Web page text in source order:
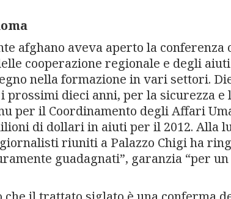
afghano aveva aperto la conferenza
cooperazione regionale e degli aiuti
nella formazione in vari settori.
dieci anni, per la sicurezza e
per il Coordinamento degli Affari
di dollari in aiuti per il 2012. Alla
riuniti a Palazzo Chigi ha
guadagnati”, garanzia “per